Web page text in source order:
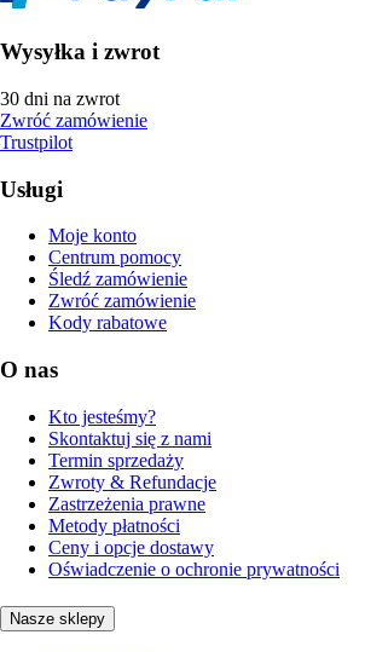
Wysyłka i zwrot
30 dni na zwrot
Zwróć zamówienie
Trustpilot
Usługi
Moje konto
Centrum pomocy
Śledź zamówienie
Zwróć zamówienie
Kody rabatowe
O nas
Kto jesteśmy?
Skontaktuj się z nami
Termin sprzedaży
Zwroty & Refundacje
Zastrzeżenia prawne
Metody płatności
Ceny i opcje dostawy
Oświadczenie o ochronie prywatności
Nasze sklepy